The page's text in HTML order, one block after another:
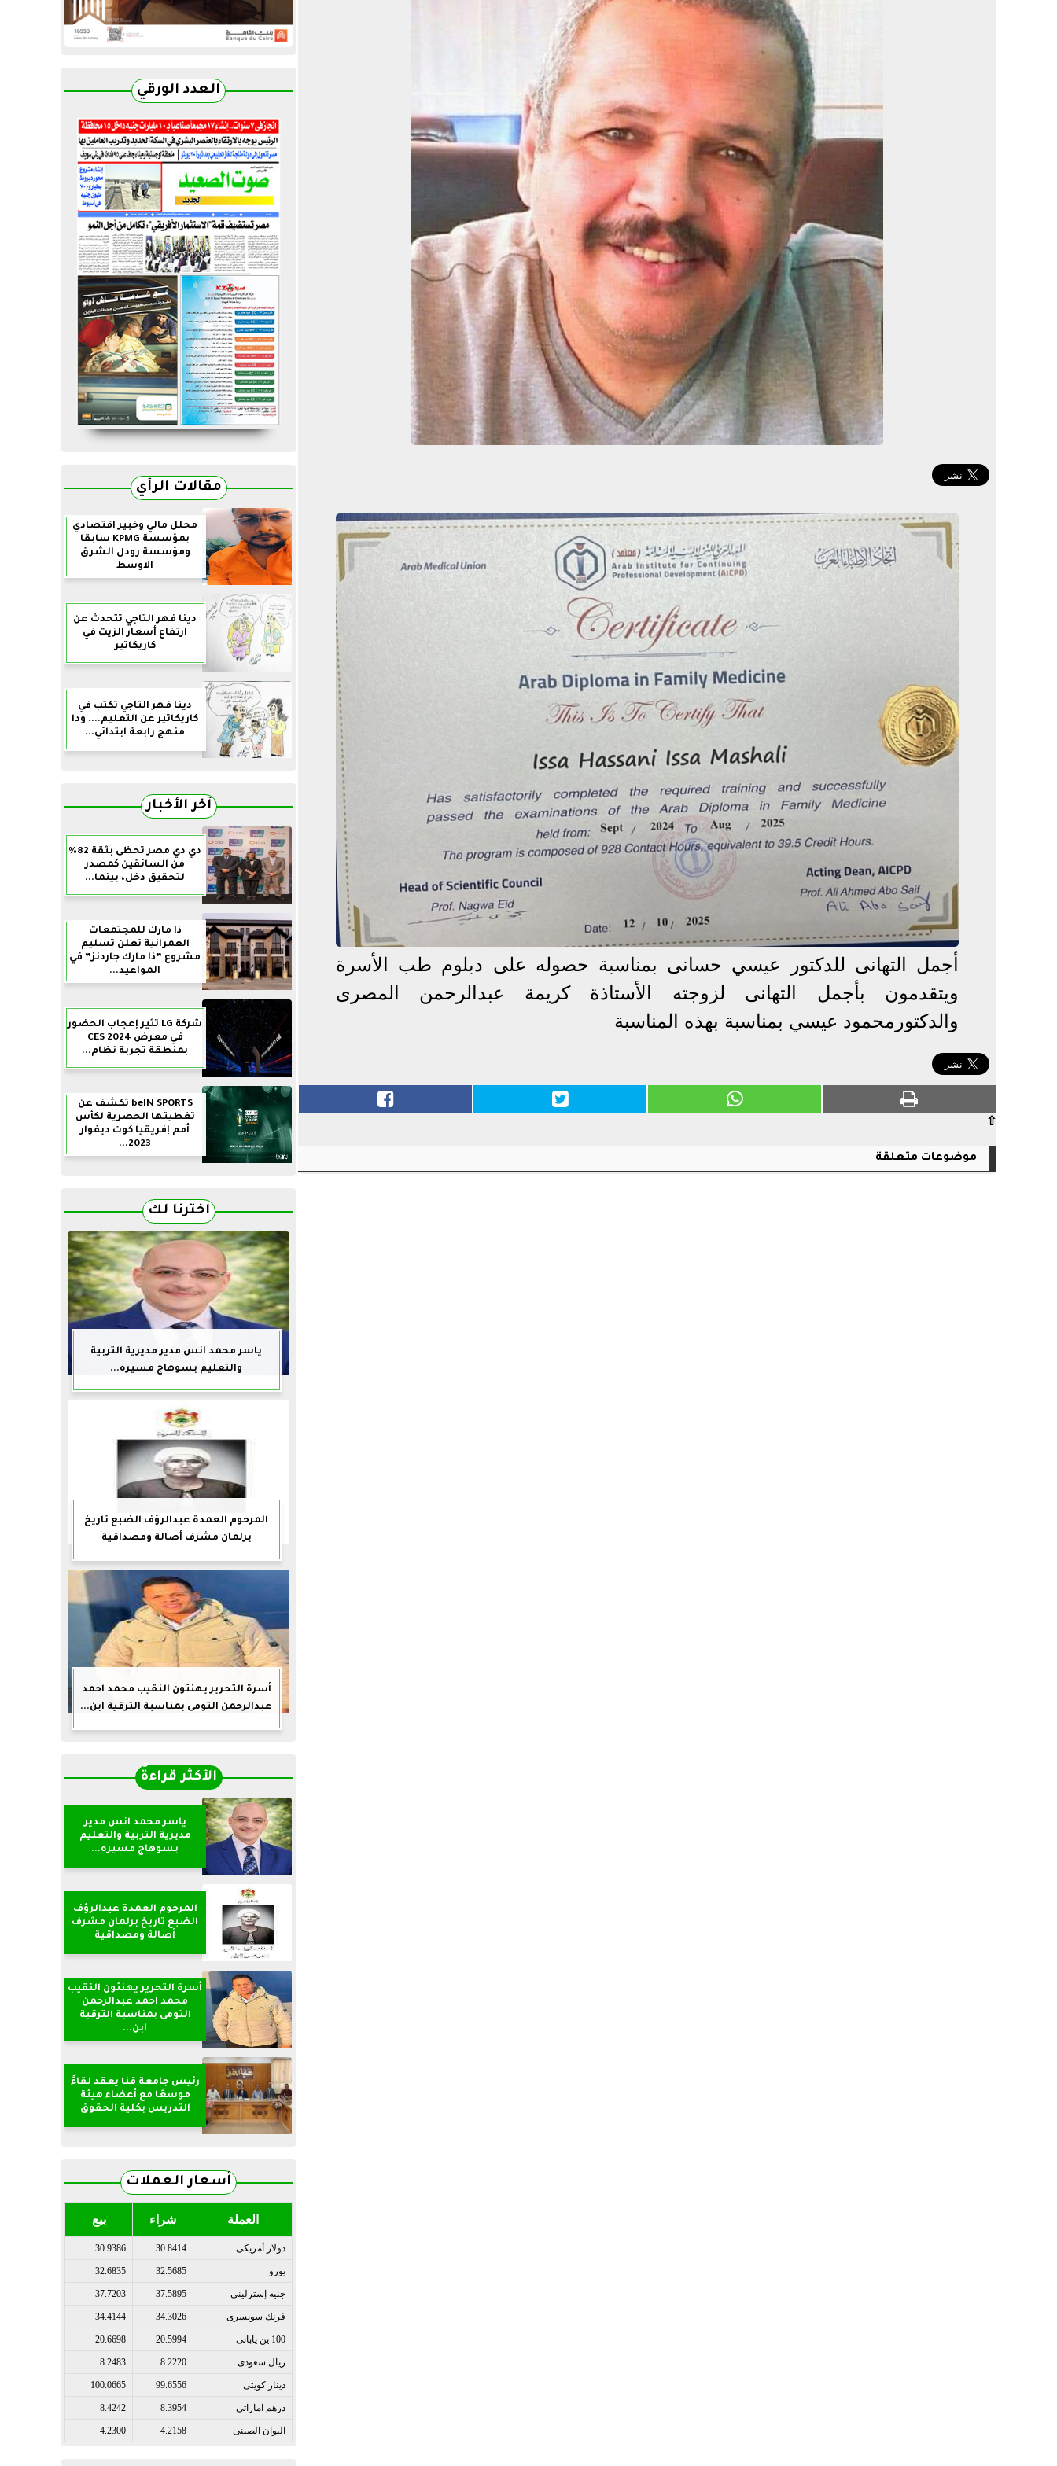
أجمل التهانى للدكتور عيسي حسانى بمناسبة حصوله على دبلوم طب الأسرة
ويتقدمون بأجمل التهانى لزوجته الأستاذة كريمة عبدالرحمن المصرى
والدكتورمحمود عيسي بمناسبة بهذه المناسبة
⇧
موضوعات متعلقة
العدد الورقي
مقالات الرأي
محلل مالي وخبير اقتصادي
بمؤسسة KPMG سابقا
ومؤسسة رودل الشرق
الاوسط
دينا فهر التاجي تتحدث عن
ارتفاع أسعار الزيت في
كاريكاتير
دينا فهر التاجي تكتب في
كاريكاتير عن التعليم.... ودا
منهج رابعة ابتدائي...
آخر الأخبار
دي دي مصر تحظى بثقة 82%
من السائقين كمصدر
لتحقيق دخل، بينما...
ذا مارك للمجتمعات
العمرانية تعلن تسليم
مشروع ”ذا مارك جاردنز” في
المواعيد...
شركة LG تثير إعجاب الحضور
في معرض CES 2024
بمنطقة تجربة نظام...
beIN SPORTS تكشف عن
تغطيتها الحصرية لكأس
أمم إفريقيا كوت ديفوار
2023...
اخترنا لك
ياسر محمد انس مدير مديرية التربية
والتعليم بسوهاج مسيره...
المرحوم العمدة عبدالرؤف الضبع تاريخ
برلمان مشرف أصالة ومصداقية
أسرة التحرير يهنئون النقيب محمد احمد
عبدالرحمن التومى بمناسبة الترقية ابن...
الأكثر قراءةً
ياسر محمد انس مدير
مديرية التربية والتعليم
بسوهاج مسيره...
المرحوم العمدة عبدالرؤف
الضبع تاريخ برلمان مشرف
أصالة ومصداقية
أسرة التحرير يهنئون النقيب
محمد احمد عبدالرحمن
التومى بمناسبة الترقية
ابن...
رئيس جامعة قنا يعقد لقاءً
موسعًا مع أعضاء هيئة
التدريس بكلية الحقوق
أسعار العملات
العملة شراء بيع
دولار أمريكى 30.8414
30.9386
يورو 32.5685
32.6835
جنيه إسترلينى 37.5895
37.7203
فرنك سويسرى 34.3026
34.4144
100 ين يابانى 20.5994
20.6698
ريال سعودى 8.2220
8.2483
دينار كويتى 99.6556
100.0665
درهم اماراتى 8.3954
8.4242
اليوان الصينى 4.2158
4.2300